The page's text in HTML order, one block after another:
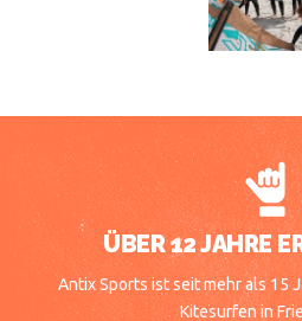
ÜBER 12 JAHRE
Antix Sports ist seit mehr als 15
Kitesurfen in